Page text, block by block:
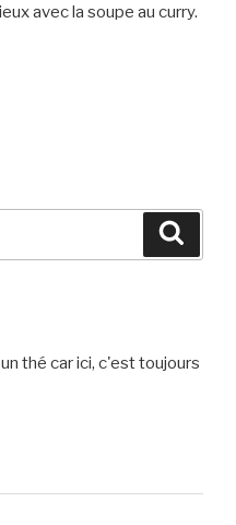
avec la soupe au curry.
thé car ici, c'est toujours